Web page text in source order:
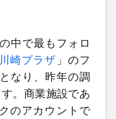
中で最もフォロ
崎プラザ 」のフ
なり、昨年の調
。商業施設であ
のアカウントで